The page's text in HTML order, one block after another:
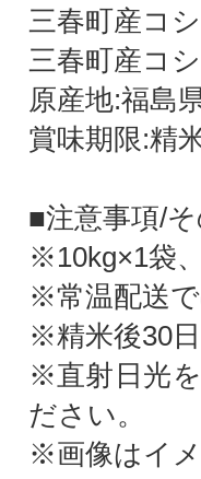
三春町産コ
三春町産コ
原産地:福島
賞味期限:精
■注意事項/
※10kg×1袋
※常温配送
※精米後30
※直射日光
ださい。
※画像はイメ